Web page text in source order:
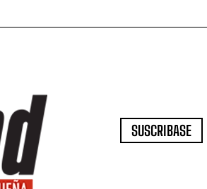
SUSCRIBASE